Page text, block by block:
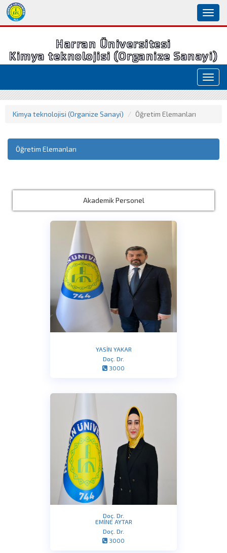
Harran Üniversitesi
Kimya teknolojisi (Organize Sanayi)
Kimya teknolojisi (Organize Sanayi) Öğretim Elemanları
Öğretim Elemanları